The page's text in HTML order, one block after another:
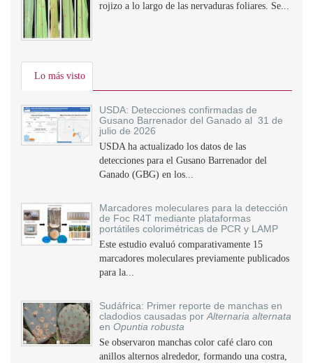
rojizo a lo largo de las nervaduras foliares. Se...
Lo más visto
USDA: Detecciones confirmadas de
Gusano Barrenador del Ganado al 31 de
julio de 2026
USDA ha actualizado los datos de las
detecciones para el Gusano Barrenador del
Ganado (GBG) en los...
Marcadores moleculares para la detección
de Foc R4T mediante plataformas
portátiles colorimétricas de PCR y LAMP
Este estudio evaluó comparativamente 15
marcadores moleculares previamente publicados
para la...
Sudáfrica: Primer reporte de manchas en
cladodios causadas por Alternaria alternata
en Opuntia robusta
Se observaron manchas color café claro con
anillos alternos alrededor, formando una costra,